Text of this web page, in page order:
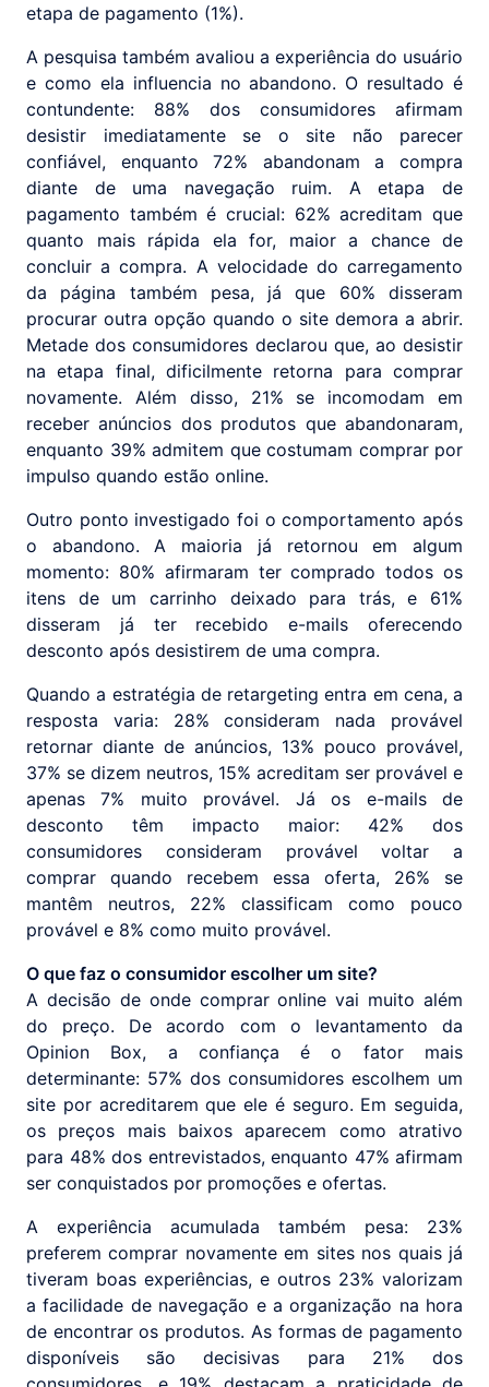
etapa de pagamento (1%).
A pesquisa também avaliou a experiência do usuário
e como ela influencia no abandono. O resultado é
contundente: 88% dos consumidores afirmam
desistir imediatamente se o site não parecer
confiável, enquanto 72% abandonam a compra
diante de uma navegação ruim. A etapa de
pagamento também é crucial: 62% acreditam que
quanto mais rápida ela for, maior a chance de
concluir a compra. A velocidade do carregamento
da página também pesa, já que 60% disseram
procurar outra opção quando o site demora a abrir.
Metade dos consumidores declarou que, ao desistir
na etapa final, dificilmente retorna para comprar
novamente. Além disso, 21% se incomodam em
receber anúncios dos produtos que abandonaram,
enquanto 39% admitem que costumam comprar por
impulso quando estão online.
Outro ponto investigado foi o comportamento após
o abandono. A maioria já retornou em algum
momento: 80% afirmaram ter comprado todos os
itens de um carrinho deixado para trás, e 61%
disseram já ter recebido e-mails oferecendo
desconto após desistirem de uma compra.
Quando a estratégia de retargeting entra em cena, a
resposta varia: 28% consideram nada provável
retornar diante de anúncios, 13% pouco provável,
37% se dizem neutros, 15% acreditam ser provável e
apenas 7% muito provável. Já os e-mails de
desconto têm impacto maior: 42% dos
consumidores consideram provável voltar a
comprar quando recebem essa oferta, 26% se
mantêm neutros, 22% classificam como pouco
provável e 8% como muito provável.
O que faz o consumidor escolher um site?
A decisão de onde comprar online vai muito além
do preço. De acordo com o levantamento da
Opinion Box, a confiança é o fator mais
determinante: 57% dos consumidores escolhem um
site por acreditarem que ele é seguro. Em seguida,
os preços mais baixos aparecem como atrativo
para 48% dos entrevistados, enquanto 47% afirmam
ser conquistados por promoções e ofertas.
A experiência acumulada também pesa: 23%
preferem comprar novamente em sites nos quais já
tiveram boas experiências, e outros 23% valorizam
a facilidade de navegação e a organização na hora
de encontrar os produtos. As formas de pagamento
disponíveis são decisivas para 21% dos